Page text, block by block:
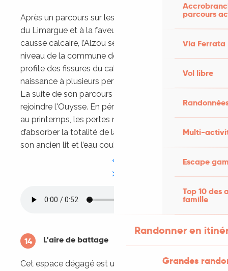
parcours
Via Ferrata
Vol libre
Multi-
Escape
Top 10 des
famille
Randonner en
Grandes
Après un parcours sur les terrains imperméables
du Limargue et à la faveur du contact avec le
causse calcaire, l’Alzou se perd sous terre au
niveau de la commune de Gramat. La rivière
profite des fissures du calcaire qui ont donné
naissance à plusieurs pertes pour s’y engouffrer.
La suite de son parcours est souterraine avant de
rejoindre l'Ouysse. En période de crue, en hiver et
au printemps, les pertes ne permettent plus
d’absorber la totalité de la rivière : l’Alzou réutilise
son ancien lit et l’eau coule au pied de la Cité.
14 L'aire de battage
Cet espace dégagé est une aire de battage